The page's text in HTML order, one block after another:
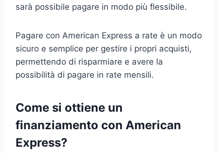
sarà possibile pagare in modo più flessibile.
Pagare con American Express a rate è un modo
sicuro e semplice per gestire i propri acquisti,
permettendo di risparmiare e avere la
possibilità di pagare in rate mensili.
Come si ottiene un
finanziamento con American
Express?